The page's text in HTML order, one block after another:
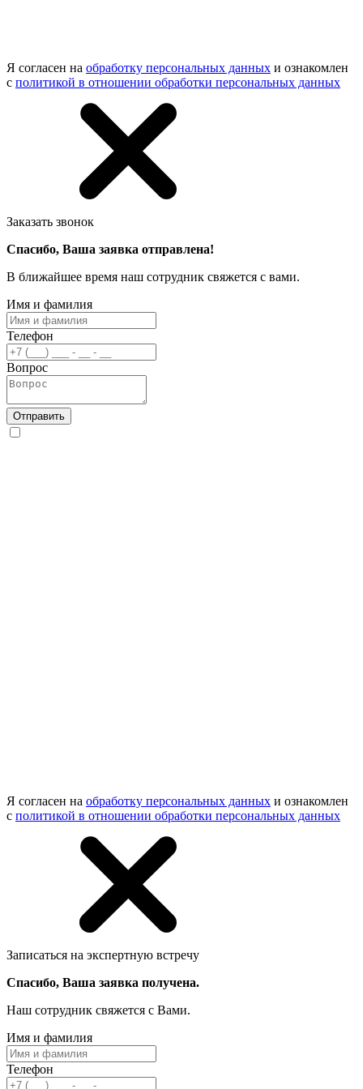
Я согласен на обработку персональных данных и ознакомлен
с политикой в отношении обработки персональных данных
Заказать звонок
Спасибо, Ваша заявка отправлена!
В ближайшее время наш сотрудник свяжется с вами.
Имя и фамилия
Телефон
Вопрос
Отправить
Я согласен на обработку персональных данных и ознакомлен
с политикой в отношении обработки персональных данных
Записаться на экспертную встречу
Спасибо, Ваша заявка получена.
Наш сотрудник свяжется с Вами.
Имя и фамилия
Телефон